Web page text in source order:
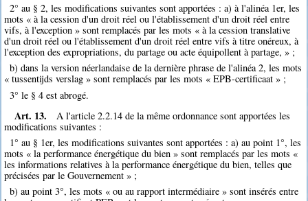
2° au § 2, les modifications suivantes sont apportées : a) à l'alinéa 1er, les
mots « à la cession d'un droit réel ou l'établissement d'un droit réel entre
vifs, à l'exception » sont remplacés par les mots « à la cession translative
d'un droit réel ou l'établissement d'un droit réel entre vifs à titre onéreux, à
l'exception des expropriations, du partage ou acte équipollent à partage, » ;
b) dans la version néerlandaise de la dernière phrase de l'alinéa 2, les mots
« tussentijds verslag » sont remplacés par les mots « EPB-certificaat » ;
3° le § 4 est abrogé.
Art. 13.
A l'article 2.2.14 de la même ordonnance sont apportées les
modifications suivantes :
1° au § 1er, les modifications suivantes sont apportées : a) au point 1°, les
mots « la performance énergétique du bien » sont remplacés par les mots «
les informations relatives à la performance énergétique du bien, telles que
précisées par le Gouvernement » ;
b) au point 3°, les mots « ou au rapport intermédiaire » sont insérés entre